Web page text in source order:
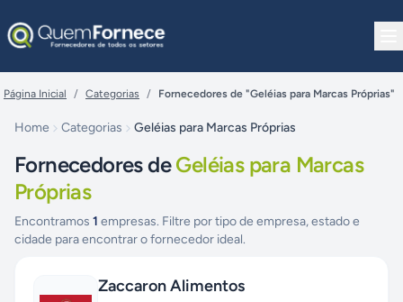
Página Inicial / Categorias / Fornecedores de "Geléias para Marcas Próprias"
Home Categorias Geléias para Marcas Próprias
Fornecedores deGeléias para Marcas
Próprias
Encontramos 1 empresas. Filtre por tipo de empresa, estado e
cidade para encontrar o fornecedor ideal.
Zaccaron Alimentos